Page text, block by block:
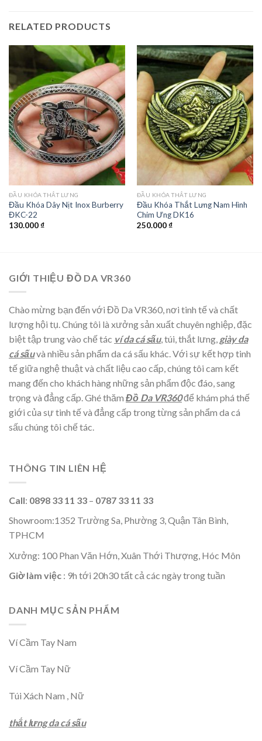
RELATED PRODUCTS
ĐẦU KHÓA THẮT LƯNG
Đầu Khóa Dây Nịt Inox Burberry
ĐKC-22
130.000₫
ĐẦU KHÓA THẮT LƯNG
Đầu Khóa Thắt Lưng Nam Hình
Chim Ưng DK16
250.000₫
GIỚI THIỆU ĐỒ DA VR360
Chào mừng bạn đến với Đồ Da VR360, nơi tinh tế và chất
lượng hội tụ. Chúng tôi là xưởng sản xuất chuyên nghiệp, đặc
biệt tập trung vào chế tác ví da cá sấu, túi, thắt lưng, giày da
cá sấuvà nhiều sản phẩm da cá sấu khác. Với sự kết hợp tinh
tế giữa nghệ thuật và chất liệu cao cấp, chúng tôi cam kết
mang đến cho khách hàng những sản phẩm độc đáo, sang
trọng và đẳng cấp. Ghé thăm Đồ Da VR360để khám phá thế
giới của sự tinh tế và đẳng cấp trong từng sản phẩm da cá
sấu chúng tôi chế tác.
THÔNG TIN LIÊN HỆ
Call: 0898 33 11 33 – 0787 33 11 33
Showroom:1352 Trường Sa, Phường 3, Quận Tân Bình,
TPHCM
Xưởng: 100 Phan Văn Hớn, Xuân Thới Thượng, Hóc Môn
Giờ làm việc : 9h tới 20h30 tất cả các ngày trong tuần
DANH MỤC SẢN PHẨM
Ví Cầm Tay Nam
Ví Cầm Tay Nữ
Túi Xách Nam , Nữ
thắt lưng da cá sấu